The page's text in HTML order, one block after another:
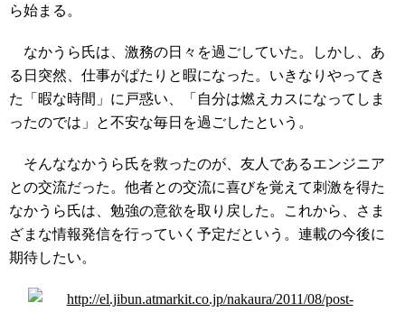
ら始まる。
なかうら氏は、激務の日々を過ごしていた。しかし、あ
る日突然、仕事がぱたりと暇になった。いきなりやってき
た「暇な時間」に戸惑い、「自分は燃えカスになってしま
ったのでは」と不安な毎日を過ごしたという。
そんななかうら氏を救ったのが、友人であるエンジニア
との交流だった。他者との交流に喜びを覚えて刺激を得た
なかうら氏は、勉強の意欲を取り戻した。これから、さま
ざまな情報発信を行っていく予定だという。連載の今後に
期待したい。